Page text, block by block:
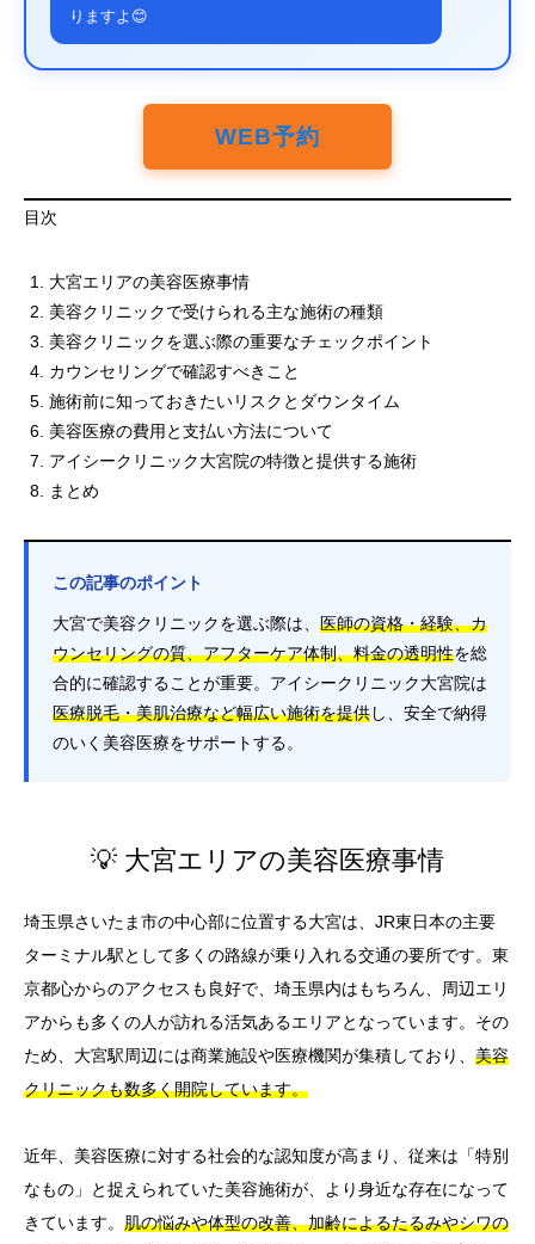
りますよ😊
WEB予約
目次
大宮エリアの美容医療事情
美容クリニックで受けられる主な施術の種類
美容クリニックを選ぶ際の重要なチェックポイント
カウンセリングで確認すべきこと
施術前に知っておきたいリスクとダウンタイム
美容医療の費用と支払い方法について
アイシークリニック大宮院の特徴と提供する施術
まとめ
この記事のポイント
大宮で美容クリニックを選ぶ際は、 医師の資格・経験、カ
ウンセリングの質、アフターケア体制、料金の透明性を総
合的に確認することが重要。アイシークリニック大宮院は
医療脱毛・美肌治療など幅広い施術を提供し、安全で納得
のいく美容医療をサポートする。
💡 大宮エリアの美容医療事情
埼玉県さいたま市の中心部に位置する大宮は、JR東日本の主要
ターミナル駅として多くの路線が乗り入れる交通の要所です。東
京都心からのアクセスも良好で、埼玉県内はもちろん、周辺エリ
アからも多くの人が訪れる活気あるエリアとなっています。その
ため、大宮駅周辺には商業施設や医療機関が集積しており、 美容
クリニックも数多く開院しています。
近年、美容医療に対する社会的な認知度が高まり、従来は「特別
なもの」と捉えられていた美容施術が、より身近な存在になって
きています。 肌の悩みや体型の改善、加齢によるたるみやシワの